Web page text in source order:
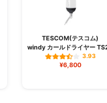
TESCOM(テスコム)
windy カールドライヤー
3.93
¥6,800